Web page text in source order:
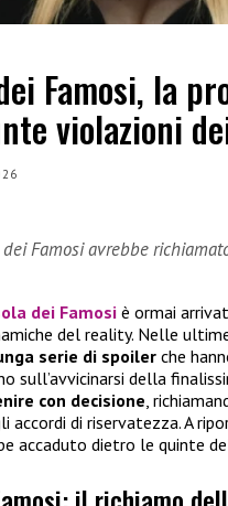
Famosi, la
violazioni
Famosi avrebbe
dei Famosi è ormai
del reality. Nelle
serie di spoilerche
sull’avvicinarsi della
con decisione,
accordi di riservatezza. A
accaduto dietro le quinte